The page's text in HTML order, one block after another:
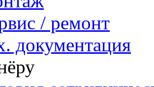
/ ремонт
документация